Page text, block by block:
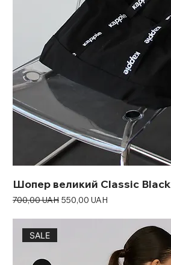
Шопер великий Classic Black
Звичайна ціна
700,00 UAH За розпродажем
550,00 UAH
SALE